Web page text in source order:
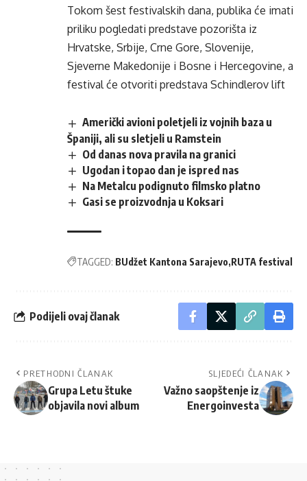
Tokom šest festivalskih dana, publika će imati
priliku pogledati predstave pozorišta iz
Hrvatske, Srbije, Crne Gore, Slovenije,
Sjeverne Makedonije i Bosne i Hercegovine, a
festival će otvoriti predstava Schindlerov lift
Američki avioni poletjeli iz vojnih baza u
Španiji, ali su sletjeli u Ramstein
Od danas nova pravila na granici
Ugodan i topao dan je ispred nas
Na Metalcu podignuto filmsko platno
Gasi se proizvodnja u Koksari
TAGGED: BUdžet Kantona Sarajevo RUTA festival
Podijeli ovaj članak
PRETHODNI ČLANAK
Grupa Letu štuke
objavila novi album
SLJEDEĆI ČLANAK
Važno saopštenje iz
Energoinvesta